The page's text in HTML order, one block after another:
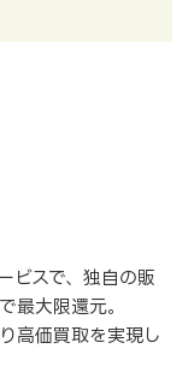
ビスで、独自の販
最大限還元。
高価買取を実現し